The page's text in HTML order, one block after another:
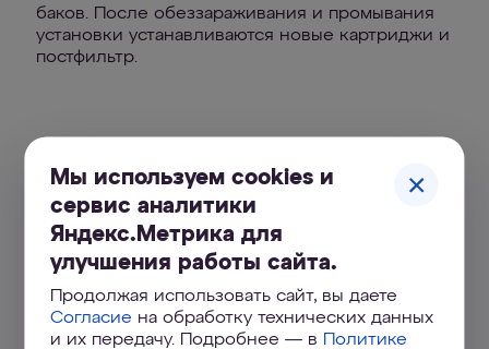
баков. После обеззараживания и промывания
установки устанавливаются новые картриджи и
постфильтр.
Быстрые ссылки
Регистрация фильтра
Зарегистрируйте ваш фильтр и мы
напомним, когда нужно его заменить
Мы используем cookies и
сервис аналитики
Яндекс.Метрика для
улучшения работы сайта.
Продолжая использовать сайт, вы даете
Согласие на обработку технических данных
и их передачу. Подробнее — в Политике